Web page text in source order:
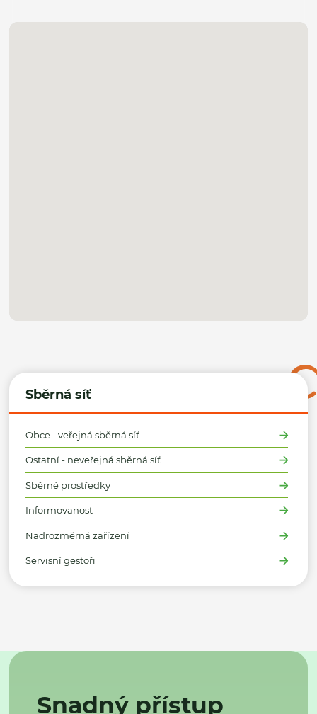
Sběrná síť
Obce - veřejná sběrná síť
Ostatní - neveřejná sběrná síť
Sběrné prostředky
Informovanost
Nadrozměrná zařízení
Servisní gestoři
Snadný přístup